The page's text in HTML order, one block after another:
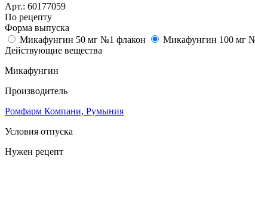
Арт.: 60177059
По рецепту
Форма выпуска
Микафунгин 50 мг №1 флакон
Микафунгин 100 мг
Действующие вещества
Микафунгин
Производитель
Ромфарм Компани, Румыния
Условия отпуска
Нужен рецепт